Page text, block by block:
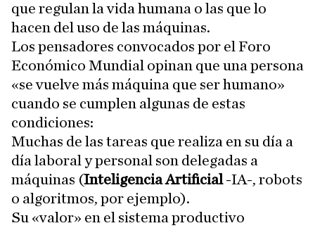
que regulan la vida humana o las que lo
hacen del uso de las máquinas.
Los pensadores convocados por el Foro
Económico Mundial opinan que una persona
«se vuelve más máquina que ser humano»
cuando se cumplen algunas de estas
condiciones:
Muchas de las tareas que realiza en su día a
día laboral y personal son delegadas a
máquinas (Inteligencia Artificial-IA-, robots
o algoritmos, por ejemplo).
Su «valor» en el sistema productivo